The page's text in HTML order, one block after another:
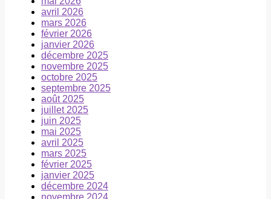
avril 2026
mars 2026
février 2026
janvier 2026
décembre 2025
novembre 2025
octobre 2025
septembre 2025
août 2025
juillet 2025
juin 2025
mai 2025
avril 2025
mars 2025
février 2025
janvier 2025
décembre 2024
novembre 2024